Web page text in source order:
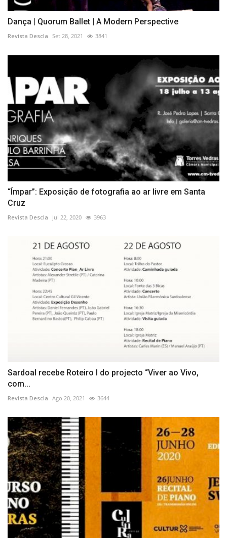
Dança | Quorum Ballet | A Modern Perspective
Revista Descla Set 28, 2021 3841
“Ímpar”: Exposição de fotografia ao ar livre em Santa
Cruz
Revista Descla Jul 22, 2020 3963
Sardoal recebe Roteiro I do projecto “Viver ao Vivo,
com...
Revista Descla Ago 20, 2021 3644